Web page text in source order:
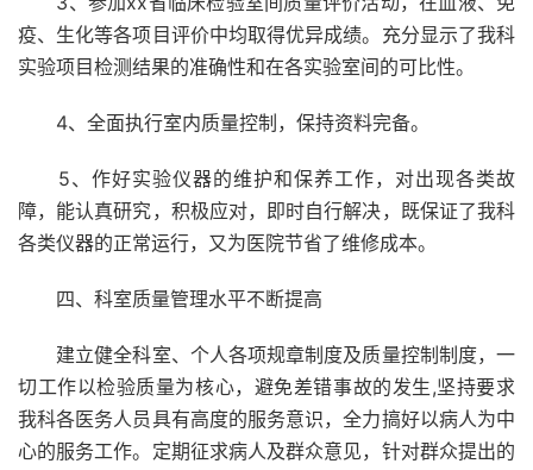
疫、生化等各项目评价中均取得优异成绩。充分显示了我科
实验项目检测结果的准确性和在各实验室间的可比性。
4、全面执行室内质量控制，保持资料完备。
5、作好实验仪器的维护和保养工作，对出现各类故
障，能认真研究，积极应对，即时自行解决，既保证了我科
各类仪器的正常运行，又为医院节省了维修成本。
四、科室质量管理水平不断提高
建立健全科室、个人各项规章制度及质量控制制度，一
切工作以检验质量为核心，避免差错事故的发生,坚持要求
我科各医务人员具有高度的服务意识，全力搞好以病人为中
心的服务工作。定期征求病人及群众意见，针对群众提出的